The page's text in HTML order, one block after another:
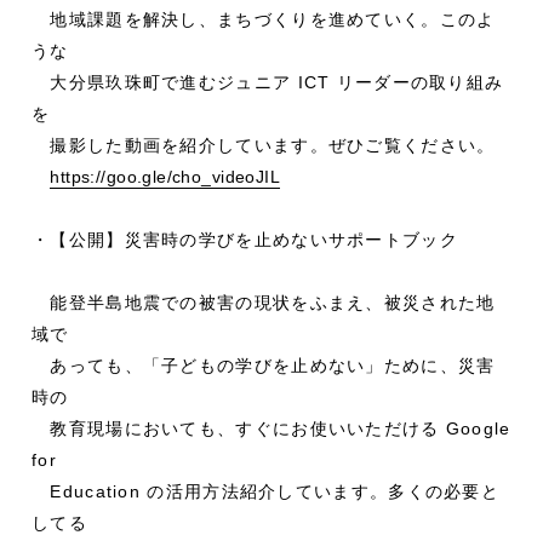
地域課題を解決し、まちづくりを進めていく。このよ
うな
大分県玖珠町で進むジュニア ICT リーダーの取り組み
を
撮影した動画を紹介しています。ぜひご覧ください。
https://goo.gle/cho_videoJIL
・【公開】災害時の学びを止めないサポートブック
能登半島地震での被害の現状をふまえ、被災された地
域で
あっても、「子どもの学びを止めない」ために、災害
時の
教育現場においても、すぐにお使いいただける Google
for
Education の活用方法紹介しています。多くの必要と
してる